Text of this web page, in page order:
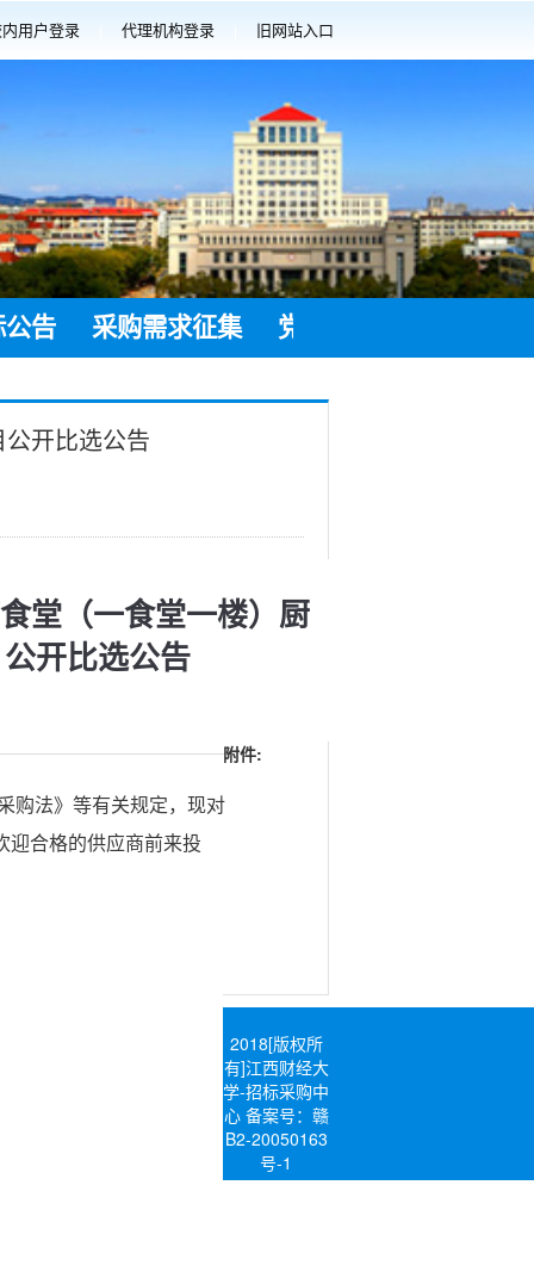
用户登录 代理机构登录 旧网站入口
公告 采购需求征集 党建工作
开比选公告
堂（一食堂一楼）厨
开比选公告
购法》等有关规定，现对
迎合格的供应商前来投
附件:
2018[版权所
有]江西财经大
学-招标采购中
心 备案号：赣
B2-20050163
号-1